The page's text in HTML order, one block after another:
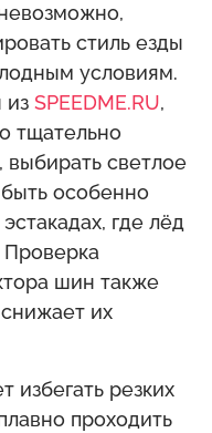
стиль езды
условиям.
из SPEEDME.RU,
тщательно
выбирать светлое
особенно
где лёд
Проверка
шин также
снижает их
избегать резких
проходить